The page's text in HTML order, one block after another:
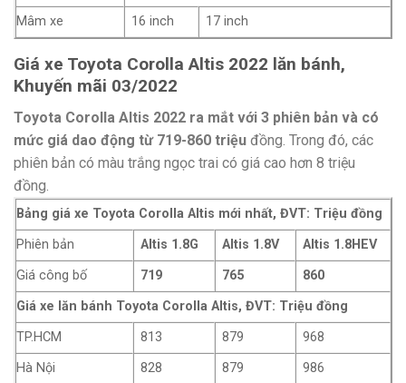
Mâm xe 16 inch 17 inch
Giá xe Toyota Corolla Altis 2022 lăn bánh,
Khuyến mãi 03/2022
Toyota Corolla Altis 2022 ra mắt với 3 phiên bản và có
mức giá dao động từ 719-860 triệu đồng. Trong đó, các
phiên bản có màu trắng ngọc trai có giá cao hơn 8 triệu
đồng.
Bảng giá xe Toyota Corolla Altis mới nhất, ĐVT: Triệu đồng
Phiên bản
Altis 1.8G Altis 1.8V
Altis 1.8HEV
Giá công bố
719 765
860
Giá xe lăn bánh Toyota Corolla Altis, ĐVT: Triệu đồng
TP.HCM
813 879
968
Hà Nội
828 879
986